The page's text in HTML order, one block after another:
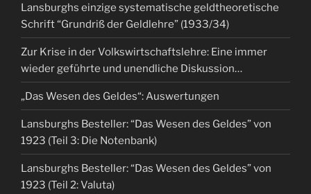
Lansburghs einzige systematische geldtheoretische
Schrift “Grundriß der Geldlehre” (1933/34)
Zur Krise in der Volkswirtschaftslehre: Eine immer
wieder geführte und unendliche Diskussion…
„Das Wesen des Geldes“: Auswertungen
Lansburghs Besteller: “Das Wesen des Geldes” von
1923 (Teil 3: Die Notenbank)
Lansburghs Besteller: “Das Wesen des Geldes” von
1923 (Teil 2: Valuta)